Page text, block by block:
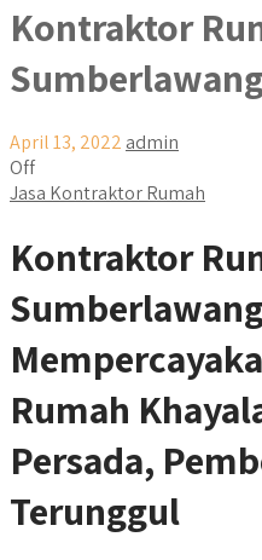
Kontraktor
April 13, 2022 admin
Off
Jasa Kontraktor Rumah
Kontraktor
Rumah
Persada,
Terunggul